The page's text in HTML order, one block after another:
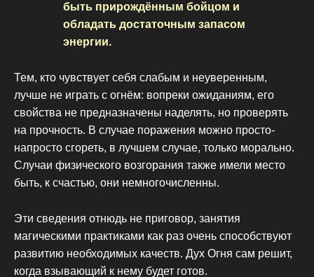
быть прирождённым бойцом и
обладать достаточным запасом
энергии.
Тем, кто чувствует себя слабым и неуверенным,
лучше не играть с огнём: вопреки ожиданиям, его
свойства не предназначены наделять, но проверять
на прочность. В случае поражения можно просто-
напросто сгореть, в лучшем случае, только морально.
Случаи физического возгорания также имели место
быть, к счастью, они немногочисленны.
Эти сведения отнюдь не приговор, занятия
магическими практиками как раз очень способствуют
развитию необходимых качеств. Дух Огня сам решит,
когда взывающий к нему будет готов.